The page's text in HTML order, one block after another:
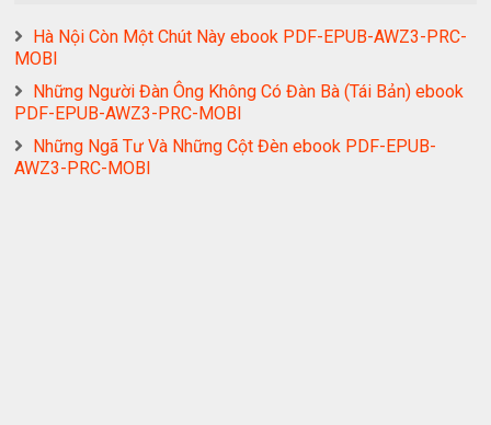
Hà Nội Còn Một Chút Này ebook PDF-EPUB-AWZ3-PRC-
MOBI
Những Người Đàn Ông Không Có Đàn Bà (Tái Bản) ebook
PDF-EPUB-AWZ3-PRC-MOBI
Những Ngã Tư Và Những Cột Đèn ebook PDF-EPUB-
AWZ3-PRC-MOBI